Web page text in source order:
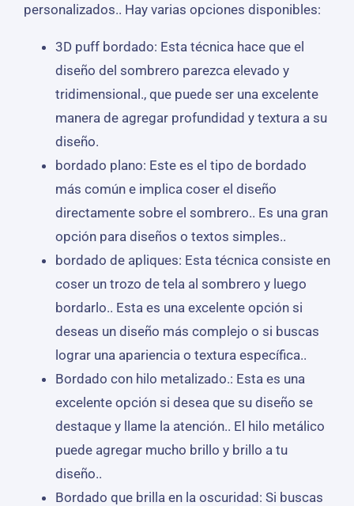
personalizados.. Hay varias opciones disponibles:
3D puff bordado: Esta técnica hace que el
diseño del sombrero parezca elevado y
tridimensional., que puede ser una excelente
manera de agregar profundidad y textura a su
diseño.
bordado plano: Este es el tipo de bordado
más común e implica coser el diseño
directamente sobre el sombrero.. Es una gran
opción para diseños o textos simples..
bordado de apliques: Esta técnica consiste en
coser un trozo de tela al sombrero y luego
bordarlo.. Esta es una excelente opción si
deseas un diseño más complejo o si buscas
lograr una apariencia o textura específica..
Bordado con hilo metalizado.: Esta es una
excelente opción si desea que su diseño se
destaque y llame la atención.. El hilo metálico
puede agregar mucho brillo y brillo a tu
diseño..
Bordado que brilla en la oscuridad: Si buscas